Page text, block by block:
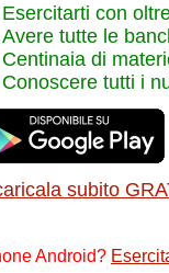
Esercitarti con
Avere tutte le
Centinaia di
Conoscere tutti i
subito
Android?